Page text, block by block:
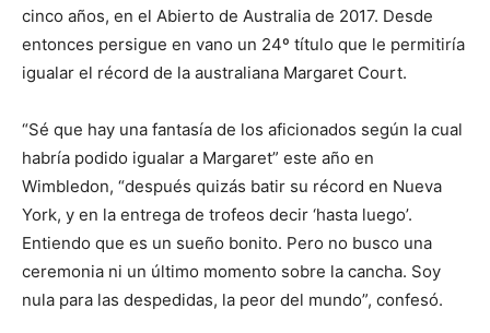
cinco años, en el Abierto de Australia de 2017. Desde
entonces persigue en vano un 24º título que le permitiría
igualar el récord de la australiana Margaret Court.
“Sé que hay una fantasía de los aficionados según la cual
habría podido igualar a Margaret” este año en
Wimbledon, “después quizás batir su récord en Nueva
York, y en la entrega de trofeos decir ‘hasta luego’.
Entiendo que es un sueño bonito. Pero no busco una
ceremonia ni un último momento sobre la cancha. Soy
nula para las despedidas, la peor del mundo”, confesó.